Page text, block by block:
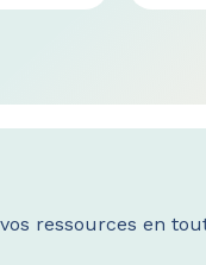
vos ressources en